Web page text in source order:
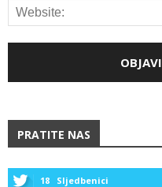
PRATITE NAS
18 Sljedbenici